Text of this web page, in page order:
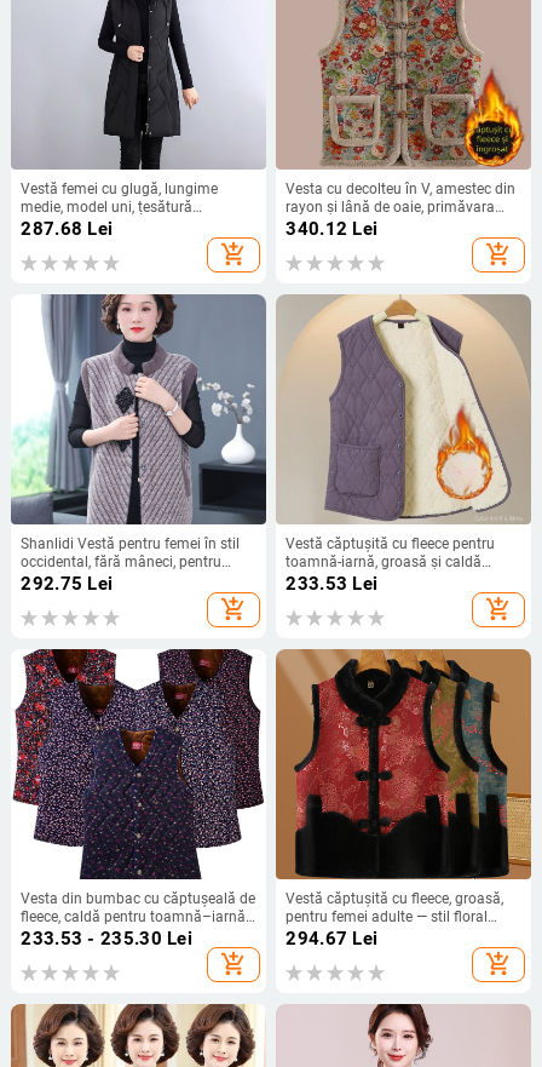
Vestă femei cu glugă, lungime
medie, model uni, țesătură
poliesterică
287.68 Lei
add_shopping_cart
Vesta cu decolteu în V, amestec din
rayon și lână de oaie, primăvara
2025
340.12 Lei
add_shopping_cart
Shanlidi Vestă pentru femei în stil
occidental, fără mâneci, pentru
primăvară, toamnă și iarnă, mărime
292.75 Lei
add_shopping_cart
Vestă căptușită cu fleece pentru
toamnă-iarnă, groasă și caldă
pentru adulți
233.53 Lei
add_shopping_cart
Vesta din bumbac cu căptușeală de
fleece, caldă pentru toamnă–iarnă,
pentru femei
233.53 - 235.30 Lei
add_shopping_cart
Vestă căptușită cu fleece, groasă,
pentru femei adulte — stil floral
vintage toamnă-iarnă
294.67 Lei
add_shopping_cart